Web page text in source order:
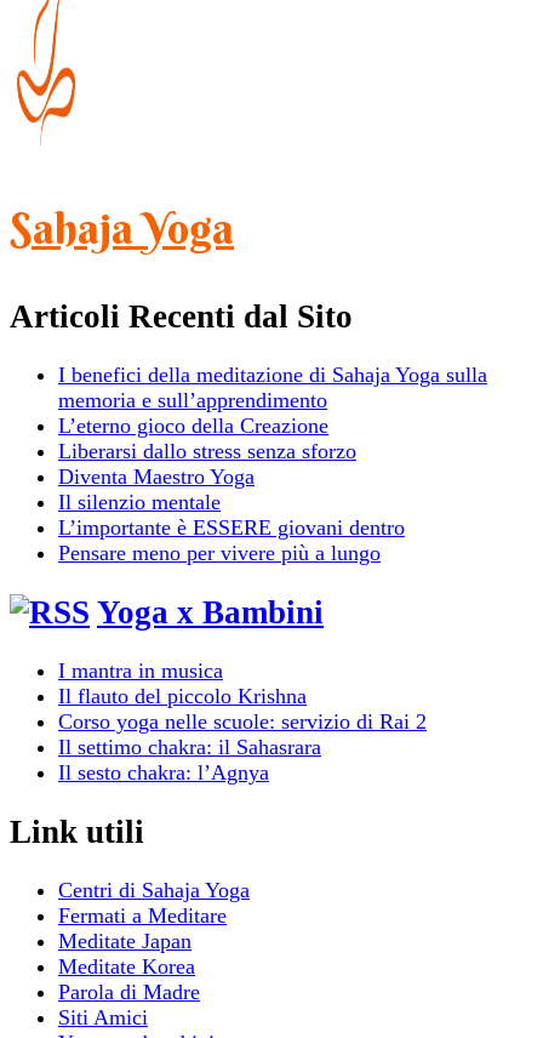
Sahaja Yoga
Articoli Recenti dal Sito
I benefici della meditazione di Sahaja Yoga sulla
memoria e sull’apprendimento
L’eterno gioco della Creazione
Liberarsi dallo stress senza sforzo
Diventa Maestro Yoga
Il silenzio mentale
L’importante è ESSERE giovani dentro
Pensare meno per vivere più a lungo
Yoga x Bambini
I mantra in musica
Il flauto del piccolo Krishna
Corso yoga nelle scuole: servizio di Rai 2
Il settimo chakra: il Sahasrara
Il sesto chakra: l’Agnya
Link utili
Centri di Sahaja Yoga
Fermati a Meditare
Meditate Japan
Meditate Korea
Parola di Madre
Siti Amici